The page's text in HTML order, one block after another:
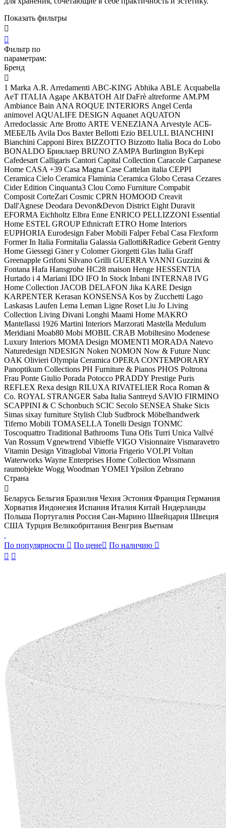
Показать фильтры


Фильтр по
параметрам:
Бренд

1 Marka A.R. Arredamenti ABC-KING Abhika ABLE Acquabella
AeT ITALIA Agape АКВАТОН Alf DaFrè altreforme AM.PM
Ambiance Bain ANA ROQUE INTERIORS Angel Cerda
animovel AQUALIFE DESIGN Aquanet AQUATON
Arredoclassic Arte Brotto ARTE VENEZIANA Arvestyle АСБ-
МЕБЕЛЬ Avila Dos Baxter Bellotti Ezio BELULL BIANCHINI
Bianchini Capponi Birex BIZZOTTO Bizzotto Italia Boca do Lobo
BONALDO Бриклаер BRUNO ZAMPA Burlington ByKepi
Cafedesart Calligaris Cantori Capital Collection Caracole Carpanese
Home CASA +39 Casa Magna Case Cattelan italia CEPPI
Ceramica Cielo Ceramica Flaminia Ceramica Globo Cerasa Cezares
Cider Edition Cinquanta3 Clou Como Furniture Compabit
Composit CorteZari Cosmic CPRN HOMOOD Creavit
Dall'Agnese Deodara Devon&Devon District Eight Duravit
EFORMA Eichholtz Elbra Enne ENRICO PELLIZZONI Essential
Home ESTEL GROUP Ethnicraft ETRO Home Interiors
EUPHORIA Eurodesign Faber Mobili Falper Febal Casa Flexform
Former In Italia Formitalia Galassia Gallotti&Radice Geberit Gentry
Home Giessegi Giner y Colomer Giorgetti Glas Italia Graff
Greenapple Grifoni Silvano Grilli GUERRA VANNI Guzzini &
Fontana Hafa Hansgrohe HC28 maison Henge HESSENTIA
Hurtado i 4 Mariani IDO IFO In Stock Inbani INTERNA8 IVG
Home Collection JACOB DELAFON Jika KARE Design
KARPENTER Kerasan KONSENSA Kos by Zucchetti Lago
Laskasas Laufen Lema Leman Ligne Roset Liu Jo Living
Collection Living Divani Longhi Maami Home MAKRO
Mantellassi 1926 Martini Interiors Marzorati Mastella Medulum
Meridiani Moab80 Mobi MOBIL CRAB Mobiltesino Modenese
Luxury Interiors MOMA Design MOMENTI MORADA Natevo
Naturedesign NDESIGN Noken NOMON Now & Future Nunc
OAK Olivieri Olympia Ceramica OPERA CONTEMPORARY
Panoptikum Collections PH Furniture & Pianos PHOS Poltrona
Frau Ponte Giulio Porada Potocco PRADDY Prestige Puris
REFLEX Rexa design RILUXA RIVATELIER Roca Roman &
Co. ROYAL STRANGER Saba Italia Santreyd SAVIO FIRMINO
SCAPPINI & C Schonbuch SCIC Secolo SENSEA Shake Sicis
Simas sixay furniture Stylish Club Sudbrock Möbelhandwerk
Tiferno Mobili TOMASELLA Tonelli Design TONMC
Toscoquattro Traditional Bathrooms Tuna Ofis Turri Unica Vallvé
Van Rossum Vgnewtrend Vibieffe VIGO Visionnaire Vismaravetro
Vitamin Design Vitraglobal Vittoria Frigerio VOLPI Voltan
Waterworks Wayne Enterprises Home Collection Wissmann
raumobjekte Wogg Woodman YOMEI Ypsilon Zebrano
Страна

Беларусь Бельгия Бразилия Чехия Эстония Франция Германия
Хорватия Индонезия Испания Италия Китай Нидерланды
Польша Португалия Россия Сан-Марино Швейцария Швеция
США Турция Великобритания Венгрия Вьетнам
По популярности  По цене По наличию 
 